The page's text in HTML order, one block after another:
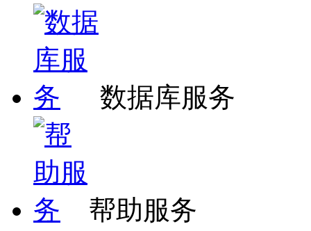
数据库服务
帮助服务